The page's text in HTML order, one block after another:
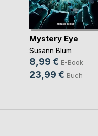
Mystery Eye
Susann Blum
8,99 € E-Book
23,99 € Buch